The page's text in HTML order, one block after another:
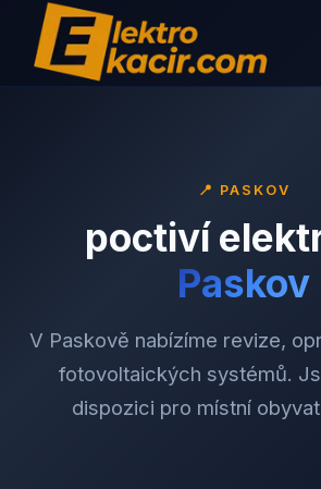
📍 PASKOV
poctiví
Paskov
V Paskově nabízíme revize,
fotovoltaických systémů.
dispozici pro místní